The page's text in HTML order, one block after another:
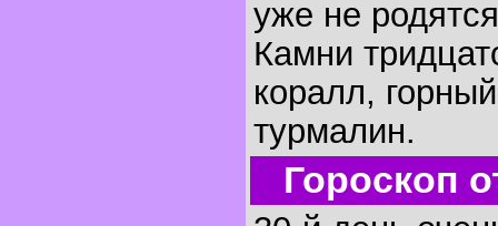
уже не
Камни
коралл,
турмалин.
Гороскоп